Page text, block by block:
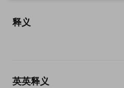
释义
英英释义